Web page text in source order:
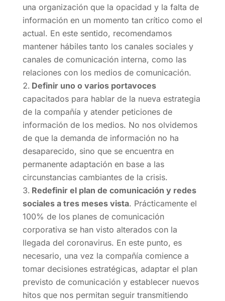
una organización que la opacidad y la falta de
información en un momento tan crítico como el
actual. En este sentido, recomendamos
mantener hábiles tanto los canales sociales y
canales de comunicación interna, como las
relaciones con los medios de comunicación.
Definir uno o varios portavoces
capacitados para hablar de la nueva estrategia
de la compañía y atender peticiones de
información de los medios. No nos olvidemos
de que la demanda de información no ha
desaparecido, sino que se encuentra en
permanente adaptación en base a las
circunstancias cambiantes de la crisis.
Redefinir el plan de comunicación y redes
sociales a tres meses vista. Prácticamente el
100% de los planes de comunicación
corporativa se han visto alterados con la
llegada del coronavirus. En este punto, es
necesario, una vez la compañía comience a
tomar decisiones estratégicas, adaptar el plan
previsto de comunicación y establecer nuevos
hitos que nos permitan seguir transmitiendo